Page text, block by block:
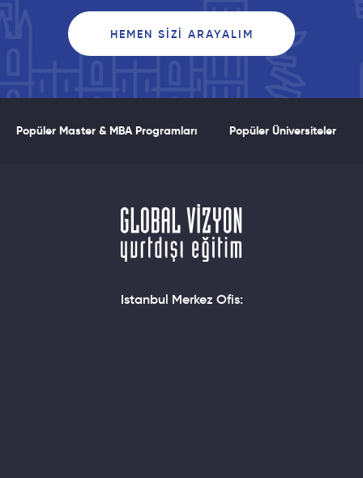
Üniversite Tercihlerinde Belirleyici
Şartları ve Yaşam Koşulları
HEMEN SIZI ARAYALIM
Popüler Master & MBA Programları Popüler Üniversiteler
Istanbul Merkez Ofis: